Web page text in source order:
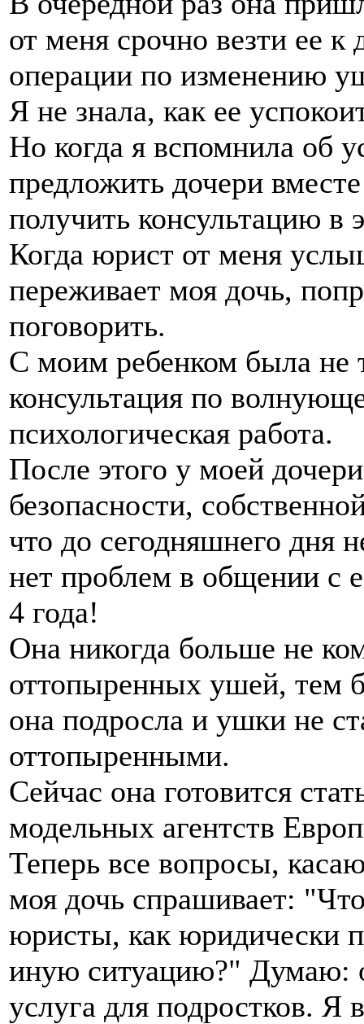
от меня срочно везти ее к
операции по изменению
Я не знала, как ее
Но когда я вспомнила об
предложить дочери
получить консультацию в
Когда юрист от меня
переживает моя дочь,
поговорить.
С моим ребенком была не
консультация по
психологическая работа.
После этого у моей
безопасности,
что до сегодняшнего дня
нет проблем в общении с
4 года!
Она никогда больше не
оттопыренных ушей, тем
она подросла и ушки не
оттопыренными.
Сейчас она готовится
модельных агентств
Теперь все вопросы,
моя дочь спрашивает:
юристы, как юридически
иную ситуацию?" Думаю:
услуга для подростков. Я